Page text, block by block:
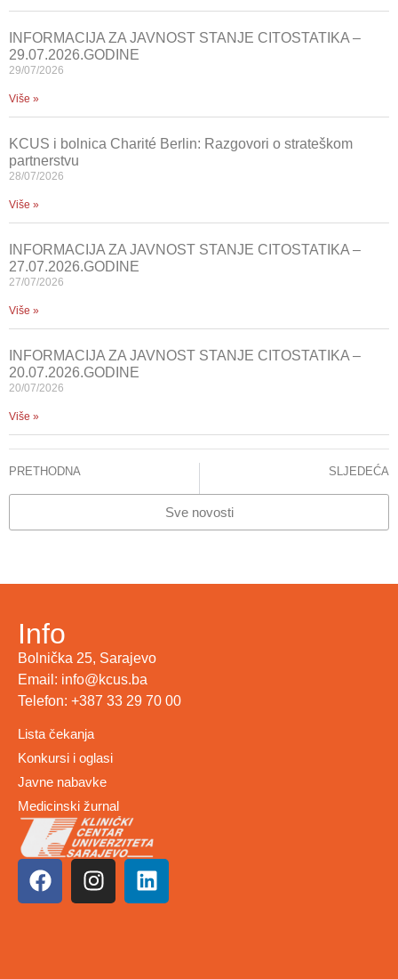
INFORMACIJA ZA JAVNOST STANJE CITOSTATIKA –
29.07.2026.GODINE
29/07/2026
Više »
KCUS i bolnica Charité Berlin: Razgovori o strateškom
partnerstvu
28/07/2026
Više »
INFORMACIJA ZA JAVNOST STANJE CITOSTATIKA –
27.07.2026.GODINE
27/07/2026
Više »
INFORMACIJA ZA JAVNOST STANJE CITOSTATIKA –
20.07.2026.GODINE
20/07/2026
Više »
PRETHODNA SLJEDEĆA
Sve novosti
Info
Bolnička 25, Sarajevo
Email: info@kcus.ba
Telefon: +387 33 29 70 00
Lista čekanja
Konkursi i oglasi
Javne nabavke
Medicinski žurnal